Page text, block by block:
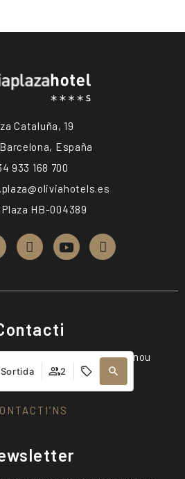
2
Cataluña, 19
España
933 168 700
HB-004389
pot ajudar-lo en nou
idiomes.